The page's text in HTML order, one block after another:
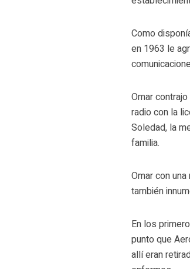
Como
en 1963 le
Omar
radio con la
Soledad, la
familia.
Omar con
también
En los
punto que
allí eran